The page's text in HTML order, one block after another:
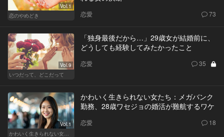
Vol.1
恋のやめどき
恋愛 73
Vol.9
いつだって、どこだって
「独身最後だから…」29歳女が結婚前に、
どうしても経験してみたかったこと
恋愛 35
Vol.1
かわいく生きられない女たち：メガバンク
勤務、28歳ワセジョの婚活が難航するワケ
恋愛 18